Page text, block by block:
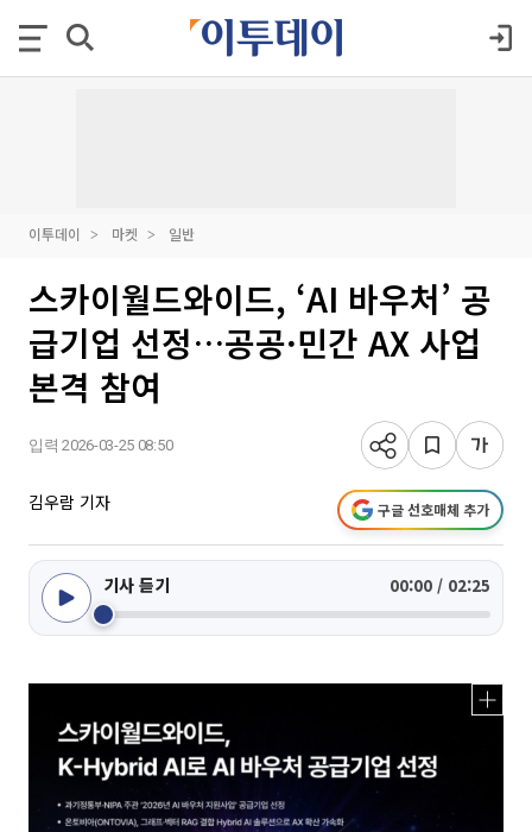
이투데이 마켓 일반
스카이월드와이드, ‘AI 바우처’ 공
급기업 선정…공공·민간 AX 사업
본격 참여
입력 2026-03-25 08:50
김우람 기자 구글 선호매체 추가
기사 듣기 00:00 / 02:25